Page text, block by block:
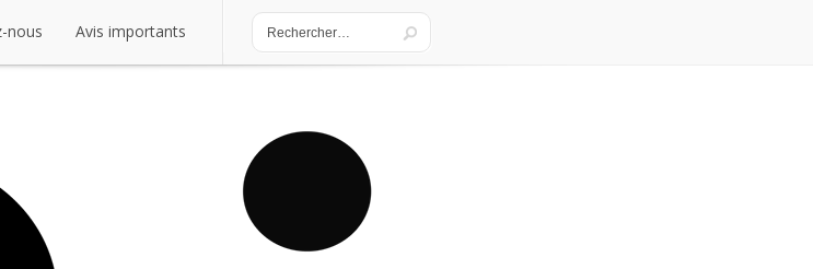
nous Avis importants